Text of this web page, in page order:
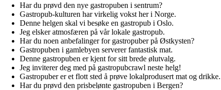
Har du prøvd den nye gastropuben i sentrum?
Gastropub-kulturen har virkelig vokst her i Norge.
Denne helgen skal vi besøke en gastropub i Oslo.
Jeg elsker atmosfæren på vår lokale gastropub.
Har du noen anbefalinger for gastropuber på Østkysten?
Gastropuben i gamlebyen serverer fantastisk mat.
Denne gastropuben er kjent for sitt brede ølutvalg.
Jeg inviterer deg med på gastropubcrawl neste helg!
Gastropuber er et flott sted å prøve lokalprodusert mat og drikke.
Har du prøvd den prisbelønte gastropuben i Bergen?